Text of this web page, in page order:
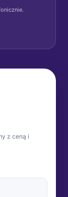
z ceną i